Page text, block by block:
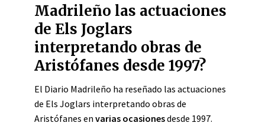
Madrileño las actuaciones
de Els Joglars
interpretando obras de
Aristófanes desde 1997?
El Diario Madrileño ha reseñado las actuaciones
de Els Joglars interpretando obras de
Aristófanes en varias ocasionesdesde 1997.